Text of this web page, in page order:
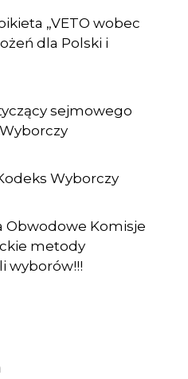
„VETO wobec
dla Polski i
sejmowego
Wyborczy
Obwodowe Komisje
metody
wyborów!!!